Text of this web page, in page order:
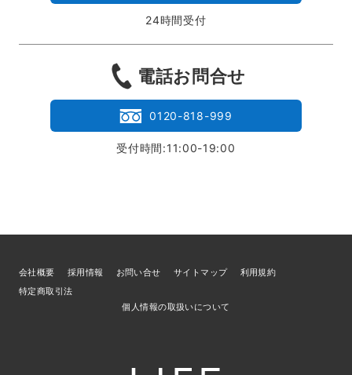
24時間受付
電話お問合せ
0120-818-999
受付時間:11:00-19:00
会社概要 採用情報 お問い合せ サイトマップ
利用規約
特定商取引法
個人情報の取扱いについて